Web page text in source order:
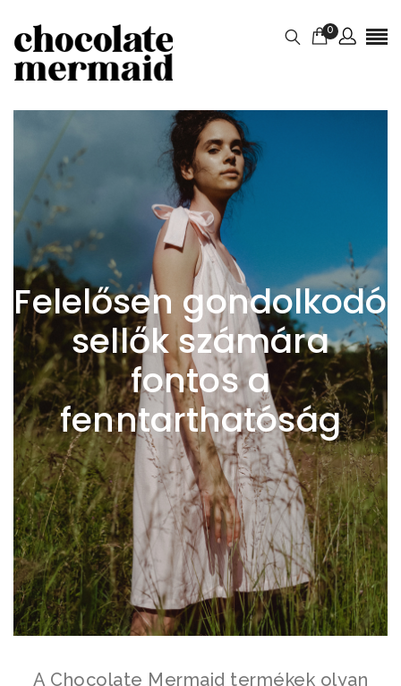
0
Felelősen gondolkodó
sellők számára
fontos a
fenntarthatóság
A Chocolate Mermaid termékek olyan